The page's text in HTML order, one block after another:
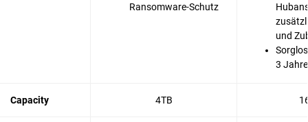
Ransomware-Schutz
und
3
Capacity 4TB